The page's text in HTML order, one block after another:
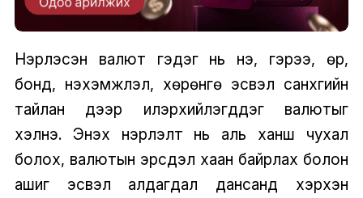
Нэрлэсэн валют гэдэг нь үнэ, гэрээ, өр,
бонд, нэхэмжлэл, хөрөнгө эсвэл санхүүгийн
тайлан дээр илэрхийлэгддэг валютыг
хэлнэ. Энэхүү нэрлэлт нь аль ханш чухал
болох, валютын эрсдэл хаан байрлах болон
ашиг эсвэл алдагдал дансанд хэрхэн